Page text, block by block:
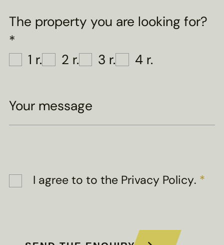
The property you are looking for?
*
1 r.
2 r. 3 r. 4 r.
Your message
I agree toto the Privacy Policy. *